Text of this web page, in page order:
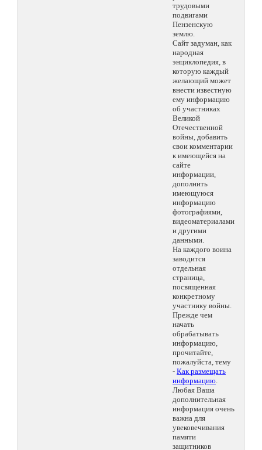
трудовыми
подвигами
Пензенскую
землю.
Сайт задуман, как
народная
энциклопедия, в
которую каждый
желающий может
внести известную
ему информацию
об участниках
Великой
Отечественной
войны, добавить
свои комментарии
к имеющейся на
сайте
информации,
дополнить
имеющуюся
информацию
фотографиями,
видеоматериалами
и другими
данными.
На каждого воина
заводится
отдельная
страница,
посвященная
конкретному
участнику войны.
Прежде чем
начать
обрабатывать
информацию,
прочитайте,
пожалуйста, тему
- Как размещать
информацию.
Любая Ваша
дополнительная
информация очень
важна для
увековечивания
памяти
защитников